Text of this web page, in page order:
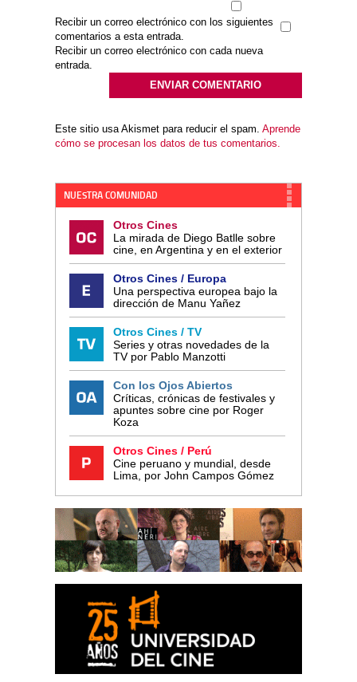
Recibir un correo electrónico con los siguientes
comentarios a esta entrada.
Recibir un correo electrónico con cada nueva
entrada.
Este sitio usa Akismet para reducir el spam. Aprende
cómo se procesan los datos de tus comentarios.
NUESTRA COMUNIDAD
Otros Cines
La mirada de Diego Batlle sobre
cine, en Argentina y en el exterior
Otros Cines / Europa
Una perspectiva europea bajo la
dirección de Manu Yañez
Otros Cines / TV
Series y otras novedades de la
TV por Pablo Manzotti
Con los Ojos Abiertos
Críticas, crónicas de festivales y
apuntes sobre cine por Roger
Koza
Otros Cines / Perú
Cine peruano y mundial, desde
Lima, por John Campos Gómez